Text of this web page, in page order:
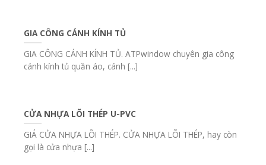
GIA CÔNG CÁNH KÍNH TỦ
GIA CÔNG CÁNH KÍNH TỦ. ATPwindow chuyên gia công
cánh kính tủ quần áo, cánh [...]
CỬA NHỰA LÕI THÉP U-PVC
GIÁ CỬA NHỰA LÕI THÉP. CỬA NHỰA LÕI THÉP, hay còn
gọi là cửa nhựa [...]